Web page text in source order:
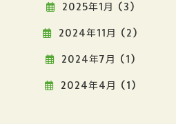
2025年1月 (3)
2024年11月 (2)
2024年7月 (1)
2024年4月 (1)